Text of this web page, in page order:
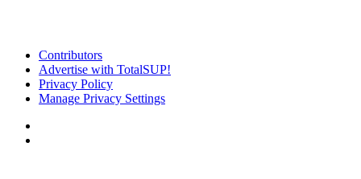
Contributors
Advertise with TotalSUP!
Privacy Policy
Manage Privacy Settings